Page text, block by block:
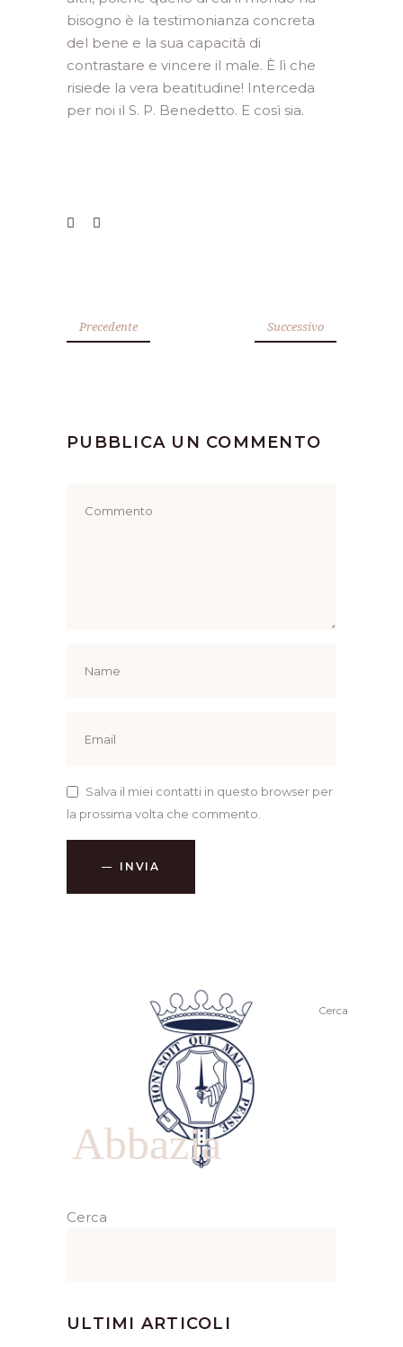
bisogno è la testimonianza concreta
del bene e la sua capacità di
contrastare e vincere il male. È lì che
risiede la vera beatitudine! Interceda
per noi il S. P. Benedetto. E così sia.
Precedente Successivo
PUBBLICA UN COMMENTO
Salva il miei contatti in questo browser per
la prossima volta che commento.
INVIA
Abbazia
Cerca
Cerca
ULTIMI ARTICOLI